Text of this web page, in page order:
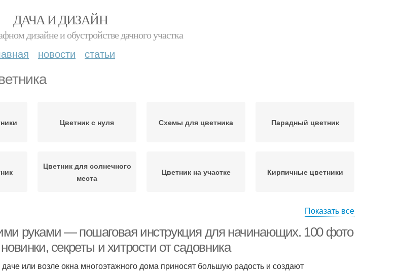
ДАЧА И ДИЗАЙН
дизайне и обустройстве дачного участка
новости статьи
Цветник с нуля Схемы для цветника Парадный цветник
Цветник для солнечного
места
Цветник на участке Кирпичные цветники
Показать все
руками — пошаговая инструкция для начинающих. 100 фото
секреты и хитрости от садовника
или возле окна многоэтажного дома приносят большую радость и создают